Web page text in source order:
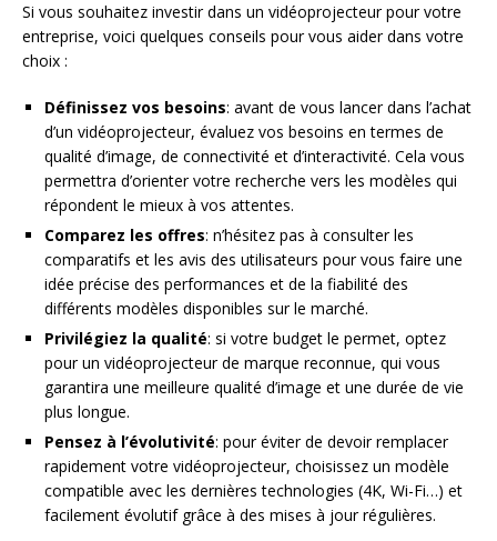
Si vous souhaitez investir dans un vidéoprojecteur pour votre
entreprise, voici quelques conseils pour vous aider dans votre
choix :
Définissez vos besoins: avant de vous lancer dans l’achat
d’un vidéoprojecteur, évaluez vos besoins en termes de
qualité d’image, de connectivité et d’interactivité. Cela vous
permettra d’orienter votre recherche vers les modèles qui
répondent le mieux à vos attentes.
Comparez les offres: n’hésitez pas à consulter les
comparatifs et les avis des utilisateurs pour vous faire une
idée précise des performances et de la fiabilité des
différents modèles disponibles sur le marché.
Privilégiez la qualité: si votre budget le permet, optez
pour un vidéoprojecteur de marque reconnue, qui vous
garantira une meilleure qualité d’image et une durée de vie
plus longue.
Pensez à l’évolutivité: pour éviter de devoir remplacer
rapidement votre vidéoprojecteur, choisissez un modèle
compatible avec les dernières technologies (4K, Wi-Fi…) et
facilement évolutif grâce à des mises à jour régulières.